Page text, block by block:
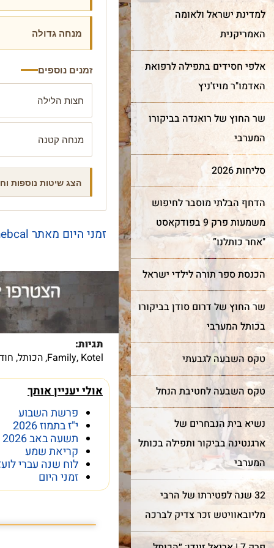
למדינת ישראל ולאומה
האמריקנית
אלפי חסידים בתפילה לרפואת
האדמו"ר מויז'ניץ
שר החוץ של רואנדה בביקורו
המערבי
סליחות 2026
הדחף הבלתי מוסבר לחיפוש
משמעות פרק 9 בפודקאסט
"אחר כותלנו”
הכנסת ספר תורה לילדי ישראל
שר החוץ של דרום סודן בביקורו
בכותל המערבי
טקס השבעה לגבעתי
טקס השבעה לחטיבת הנחל
נשיא בית הנבחרים של
ארגנטינה בביקור ותפילה בכותל
המערבי
32 שנה לפטירתו של הרבי
מליובאוויטש זכר צדיק לברכה
מנחה גדולה
זמנים נוספים
חצות הלילה
מנחה קטנה
הצג שיטות נוספות
זמני היום מאתר hebcal
תגיות:
Family, Kotel
,הכותל,
אולי יעניין אותך
פרשת השבוע
י"ז בתמוז 2026
תשעה באב 2026
קריאת שמע
לוח שנה עברי
זמני היום
מצווה
למורשת הכותל המערבי
אתכם לחגוג בר מצווה
בטקס מרגש ובאווירה
של אחדות וקדושה.
עוד על בר מצווה >
חדש!מייצג
שער השמיים
מה מביא אנשים ונשים מכל
האבנים העתיקות?
עוד על שער השמיים >